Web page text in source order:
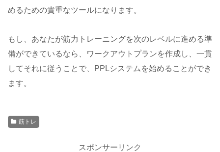
めるための貴重なツールになります。
もし、あなたが筋力トレーニングを次のレベルに進める準
備ができているなら、ワークアウトプランを作成し、一貫
してそれに従うことで、PPLシステムを始めることができ
ます。
筋トレ
スポンサーリンク